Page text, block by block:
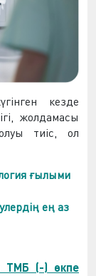
кезде
жолдамасы
тиіс, ол
ғылыми
ең аз
ТМБ (-) өкпе